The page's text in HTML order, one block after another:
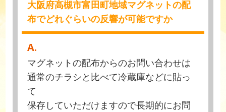
大阪府高槻市富田町地域マグネットの配
布でどれぐらいの反響が可能ですか
A.
マグネットの配布からのお問い合わせは
通常のチラシと比べて冷蔵庫などに貼っ
て
保存していただけますので長期的にお問